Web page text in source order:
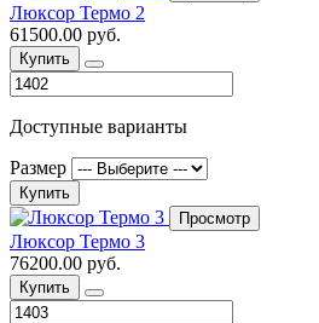
Люксор Термо 2
61500.00 руб.
Купить
Доступные варианты
Размер
Купить
Просмотр
Люксор Термо 3
76200.00 руб.
Купить